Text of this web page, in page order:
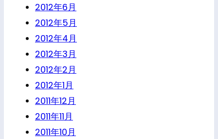
2012年6月
2012年5月
2012年4月
2012年3月
2012年2月
2012年1月
2011年12月
2011年11月
2011年10月